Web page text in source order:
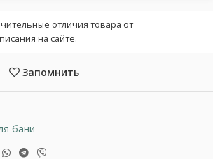
отличия товара от
на сайте.
Запомнить
бани